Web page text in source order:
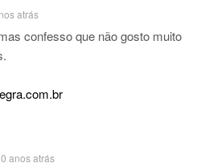
atrás
confesso que não gosto muito
anos atrás